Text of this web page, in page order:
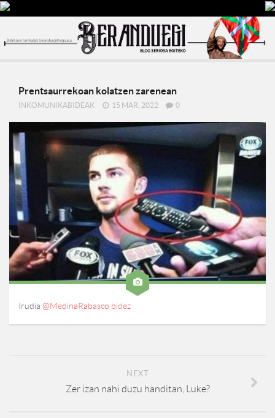
Prentsaurrekoan kolatzen zarenean
INKOMUNIKABIDEAK 15 MAR, 2022 0
Irudia @MedinaRabasco bidez
NEXT
Zer izan nahi duzu handitan, Luke?